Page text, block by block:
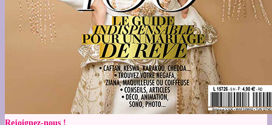
Rejoignez-nous !